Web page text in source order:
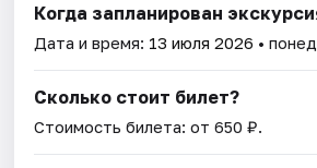
Когда запланирован
Дата и время: 13 июля 2026 •
Сколько стоит билет?
Стоимость билета: от 650 ₽.